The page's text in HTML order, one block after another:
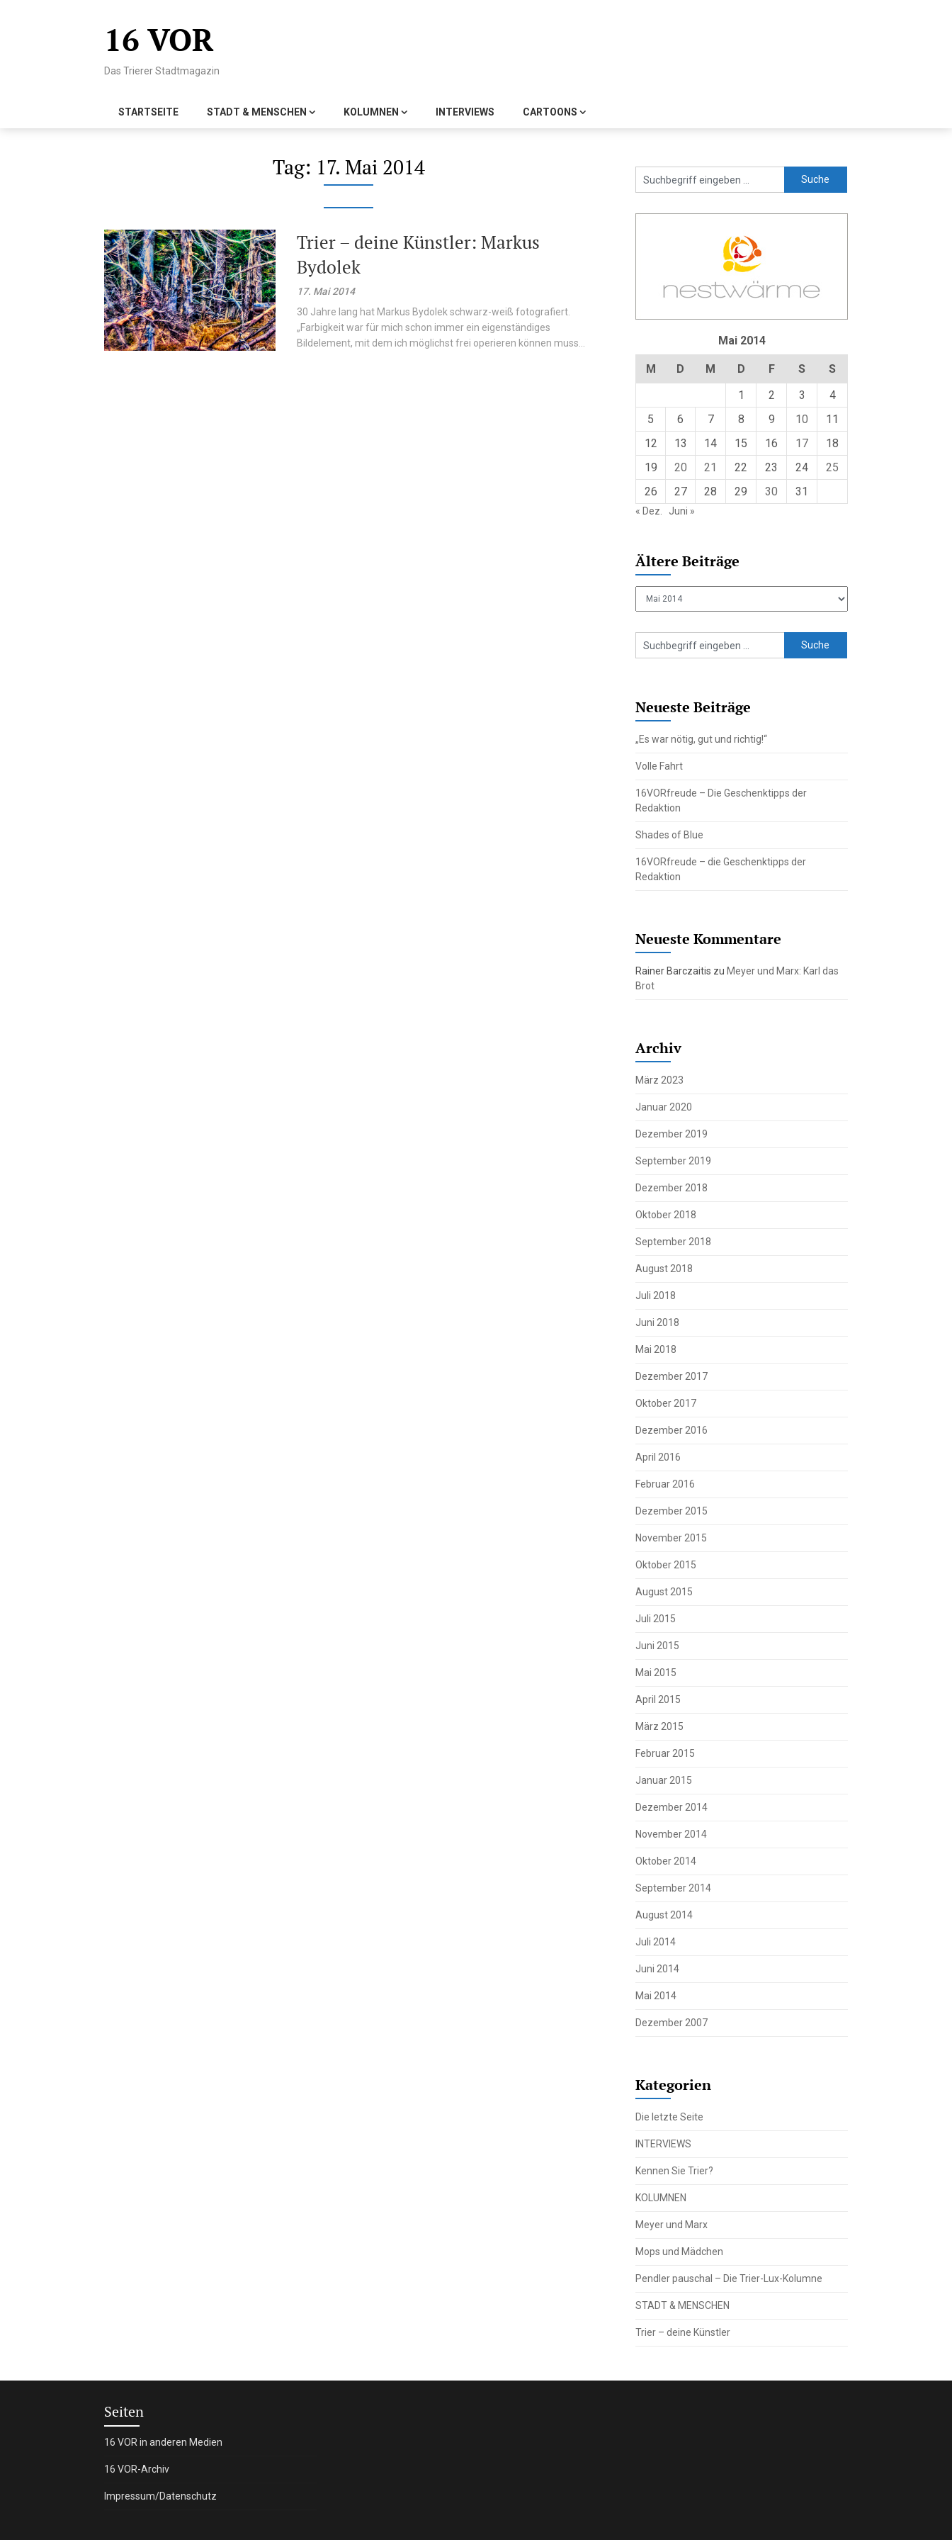
16 VOR
Das Trierer Stadtmagazin
STARTSEITE STADT & MENSCHEN KOLUMNEN INTERVIEWS CARTOONS
Tag: 17. Mai 2014
Trier – deine Künstler: Markus
Bydolek
17. Mai 2014
30 Jahre lang hat Markus Bydolek schwarz-weiß fotografiert.
„Farbigkeit war für mich schon immer ein eigenständiges
Bildelement, mit dem ich möglichst frei operieren können muss...
Mai 2014
M D M D F S
S
1
2 3
4
5
6 7 8 9 10
11
12
13 14 15 16 17
18
19
20 21 22 23 24
25
26
27 28 29 30 31
« Dez. Juni »
Ältere Beiträge
Neueste Beiträge
„Es war nötig, gut und richtig!“
Volle Fahrt
16VORfreude – Die Geschenktipps der
Redaktion
Shades of Blue
16VORfreude – die Geschenktipps der
Redaktion
Neueste Kommentare
Rainer Barczaitis zu Meyer und Marx: Karl das
Brot
Archiv
März 2023
Januar 2020
Dezember 2019
September 2019
Dezember 2018
Oktober 2018
September 2018
August 2018
Juli 2018
Juni 2018
Mai 2018
Dezember 2017
Oktober 2017
Dezember 2016
April 2016
Februar 2016
Dezember 2015
November 2015
Oktober 2015
August 2015
Juli 2015
Juni 2015
Mai 2015
April 2015
März 2015
Februar 2015
Januar 2015
Dezember 2014
November 2014
Oktober 2014
September 2014
August 2014
Juli 2014
Juni 2014
Mai 2014
Dezember 2007
Kategorien
Die letzte Seite
INTERVIEWS
Kennen Sie Trier?
KOLUMNEN
Meyer und Marx
Mops und Mädchen
Pendler pauschal – Die Trier-Lux-Kolumne
STADT & MENSCHEN
Trier – deine Künstler
Seiten
16 VOR in anderen Medien
16 VOR-Archiv
Impressum/Datenschutz